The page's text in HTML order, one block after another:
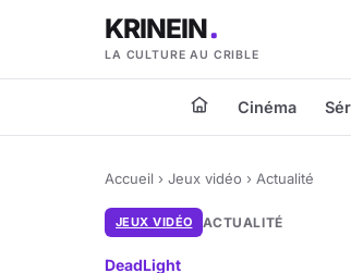
KRINEIN
LA CULTURE AU CRIBLE
Cinéma
Accueil › Jeux vidéo › Actualité
JEUX VIDÉO ACTUALITÉ
DeadLight